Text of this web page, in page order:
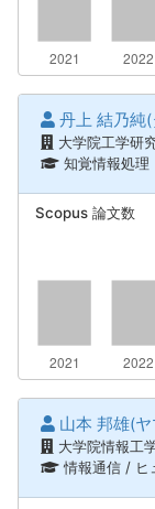
丹上 結乃純
大学院工学研
知覚情報処理，一人称ビジョン，ロボットビジョン
Scopus 論文数
山本 邦雄(
大学院情報工
情報通信 / ヒ